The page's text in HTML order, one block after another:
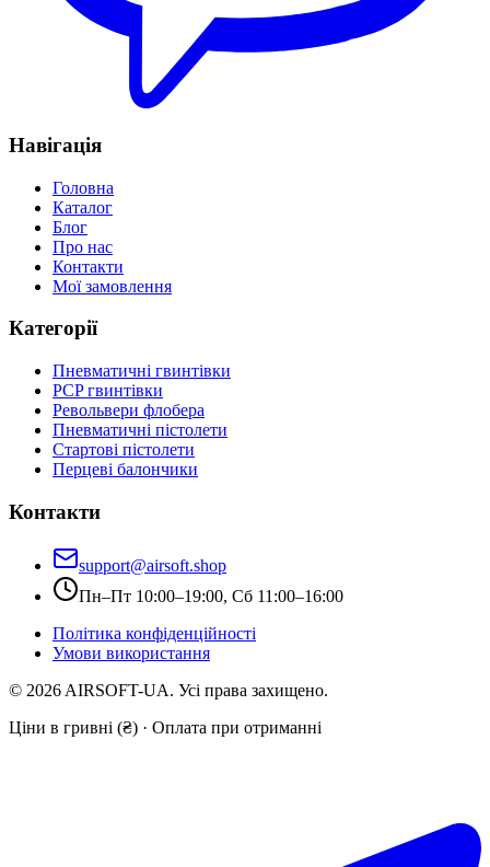
Навігація
Головна
Каталог
Блог
Про нас
Контакти
Мої замовлення
Категорії
Пневматичні гвинтівки
PCP гвинтівки
Револьвери флобера
Пневматичні пістолети
Стартові пістолети
Перцеві балончики
Контакти
support@airsoft.shop
Пн–Пт 10:00–19:00, Сб 11:00–16:00
Політика конфіденційності
Умови використання
© 2026 AIRSOFT-UA. Усі права захищено.
Ціни в гривні (₴) · Оплата при отриманні